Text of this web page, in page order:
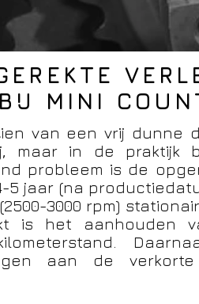
MINI
van een vrij dunne
maar in de praktijk
probleem is de
jaar (na
3000 rpm)
is het aanhouden
aan de